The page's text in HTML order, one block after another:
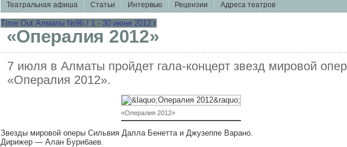
Театральная афиша Статьи Интервью Рецензии Адреса театров
Time Out Алматы №96 / 1 - 30 июня 2012 г
«Опералия 2012»
7 июля в Алматы пройдет гала-концерт звезд мировой
«Опералия 2012».
«Опералия 2012»
Звезды мировой оперы Сильвия Далла Бенетта и Джузеппе Варано.
Дирижер — Алан Бурибаев.